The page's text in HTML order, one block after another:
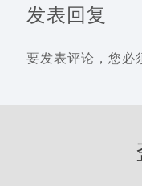
发表回复
要发表评论，您必